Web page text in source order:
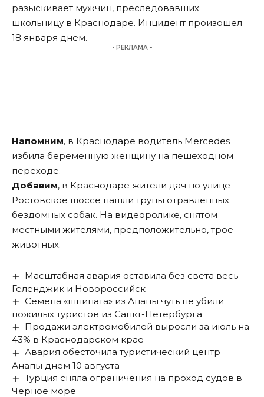
разыскивает мужчин, преследовавших
школьницу в Краснодаре. Инцидент произошел
18 января днем.
- РЕКЛАМА -
Напомним, в Краснодаре водитель Mercedes
избила беременную женщину на пешеходном
переходе.
Добавим, в Краснодаре жители дач по улице
Ростовское шоссе нашли трупы отравленных
бездомных собак. На видеоролике, снятом
местными жителями, предположительно, трое
животных.
Масштабная авария оставила без света весь
Геленджик и Новороссийск
Семена «шпината» из Анапы чуть не убили
пожилых туристов из Санкт-Петербурга
Продажи электромобилей выросли за июль на
43% в Краснодарском крае
Авария обесточила туристический центр
Анапы днем 10 августа
Турция сняла ограничения на проход судов в
Чёрное море